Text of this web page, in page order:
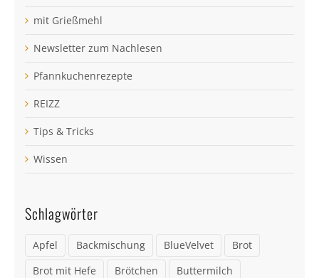
mit Grießmehl
Newsletter zum Nachlesen
Pfannkuchenrezepte
REIZZ
Tips & Tricks
Wissen
Schlagwörter
Apfel Backmischung BlueVelvet
Brot
Brot mit Hefe
Brötchen
Buttermilch